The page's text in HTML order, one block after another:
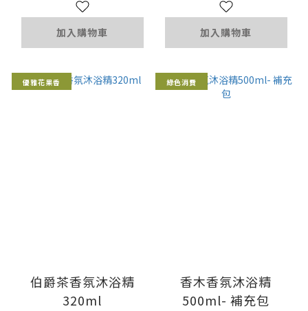
加入購物車 加入購物車
優雅花果香
伯爵茶香氛沐浴精
320ml
綠色消費
香木香氛沐浴精
500ml- 補充包